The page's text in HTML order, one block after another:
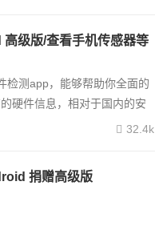
级版/查看手机传感器等
检测app，能够帮助你全面的
硬件信息，相对于国内的安
32.4k
捐赠高级版